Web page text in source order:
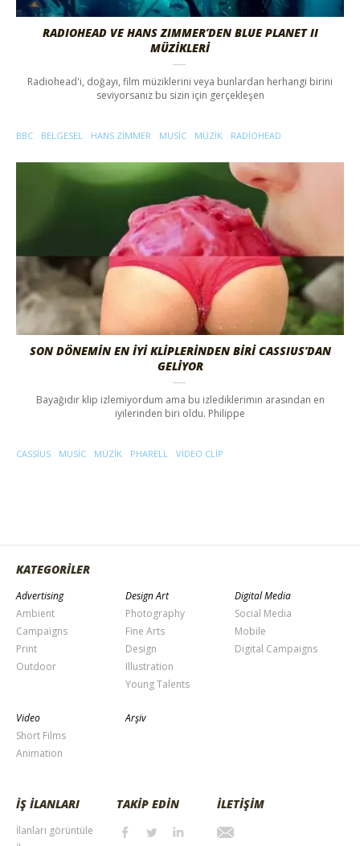
RADIOHEAD VE HANS ZIMMER’DEN BLUE PLANET II
MÜZİKLERİ
Radiohead'i, doğayı, film müziklerini veya bunlardan herhangi birini
seviyorsanız bu sizin için gerçekleşen
BBC BELGESEL HANS ZIMMER MUSIC MÜZIK RADIOHEAD
SON DÖNEMİN EN İYİ KLİPLERİNDEN BİRİ CASSIUS’DAN
GELİYOR
Bayağıdır klip izlemiyordum ama bu izlediklerimin arasından en
iyilerinden biri oldu. Philippe
CASSIUS MUSIC MÜZIK PHARELL VIDEO CLIP
KATEGORİLER
Advertising
Ambient
Campaigns
Print
Outdoor
Design Art
Photography
Fine Arts
Design
Illustration
Young Talents
Digital Media
Social Media
Mobile
Digital Campaigns
Video
Short Films
Animation
Arşiv
İŞ İLANLARI
İlanları görüntüle
TAKİP EDİN İLETİŞİM